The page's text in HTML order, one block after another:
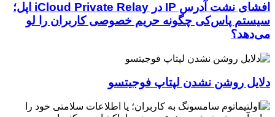
افشای نشت آدرس IP در iCloud Private Relay اپل؛
سیستم پاس‌کی چگونه حریم خصوصی کاربران را لو
می‌دهد؟
دلایل روشن نشدن لپتاپ فوجیتسو